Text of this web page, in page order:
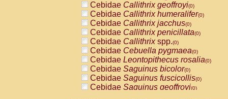
Cebidae Callithrix geoffroyi(0)
Cebidae Callithrix humeralifer(0)
Cebidae Callithrix jacchus(0)
Cebidae Callithrix penicillata(0)
Cebidae Callithrixspp.(0)
Cebidae Cebuella pygmaea(0)
Cebidae Leontopithecus rosalia(0)
Cebidae Saguinus bicolor(0)
Cebidae Saguinus fuscicollis(0)
Cebidae Saguinus geoffroyi(0)